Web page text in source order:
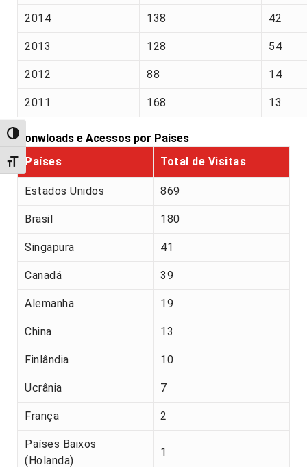
Alternar alto contraste
Alternar tamanho da fonte
2014 138 42
2013 128 54
2012 88 14
2011 168 13
Donwloads e Acessos por Países
Países
Total de Visitas
Estados Unidos 869
Brasil 180
Singapura 41
Canadá 39
Alemanha 19
China 13
Finlândia 10
Ucrânia 7
França 2
Países Baixos
(Holanda)
1